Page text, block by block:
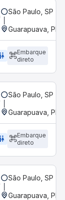
São Paulo, SP -
Guarapuava, PR
Embarque
direto
São Paulo, SP -
Guarapuava, PR
Embarque
direto
São Paulo, SP -
Guarapuava, PR